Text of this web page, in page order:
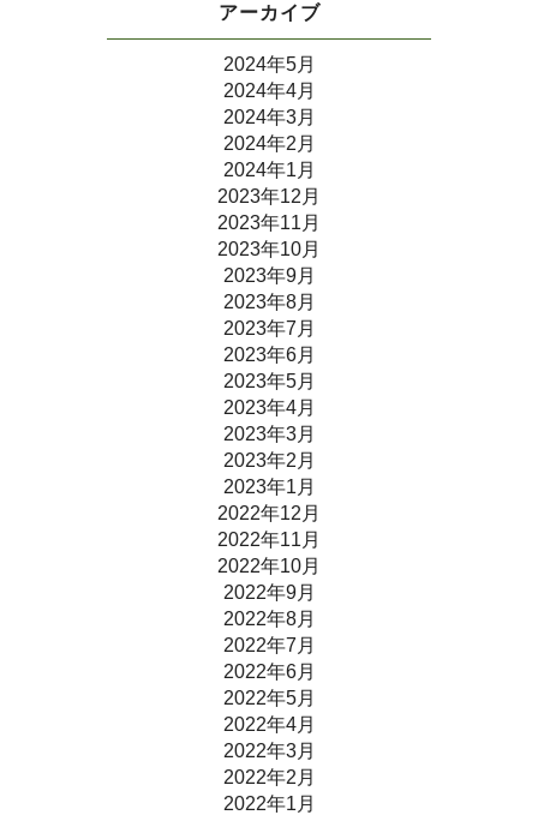
アーカイブ
2024年5月
2024年4月
2024年3月
2024年2月
2024年1月
2023年12月
2023年11月
2023年10月
2023年9月
2023年8月
2023年7月
2023年6月
2023年5月
2023年4月
2023年3月
2023年2月
2023年1月
2022年12月
2022年11月
2022年10月
2022年9月
2022年8月
2022年7月
2022年6月
2022年5月
2022年4月
2022年3月
2022年2月
2022年1月